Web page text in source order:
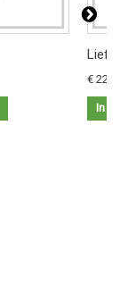
€
In